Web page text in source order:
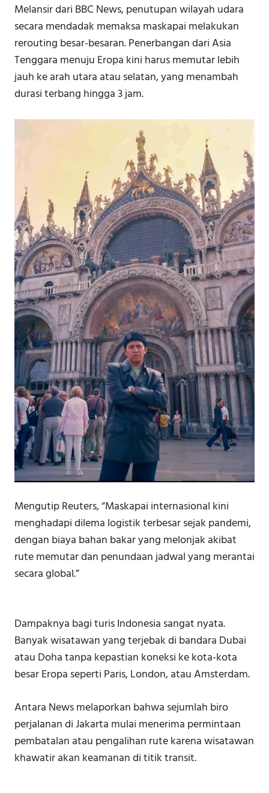
Melansir dari BBC News, penutupan wilayah udara
secara mendadak memaksa maskapai melakukan
rerouting besar-besaran. Penerbangan dari Asia
Tenggara menuju Eropa kini harus memutar lebih
jauh ke arah utara atau selatan, yang menambah
durasi terbang hingga 3 jam.
Mengutip Reuters, “Maskapai internasional kini
menghadapi dilema logistik terbesar sejak pandemi,
dengan biaya bahan bakar yang melonjak akibat
rute memutar dan penundaan jadwal yang merantai
secara global.”
Dampaknya bagi turis Indonesia sangat nyata.
Banyak wisatawan yang terjebak di bandara Dubai
atau Doha tanpa kepastian koneksi ke kota-kota
besar Eropa seperti Paris, London, atau Amsterdam.
Antara News melaporkan bahwa sejumlah biro
perjalanan di Jakarta mulai menerima permintaan
pembatalan atau pengalihan rute karena wisatawan
khawatir akan keamanan di titik transit.